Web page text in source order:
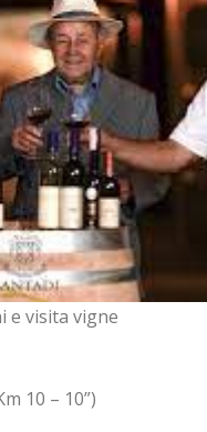
vini e
10 – 10”)